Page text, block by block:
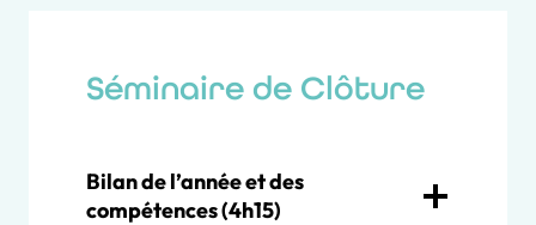
Séminaire de Clôture
Bilan de l’année et des
compétences (4h15)